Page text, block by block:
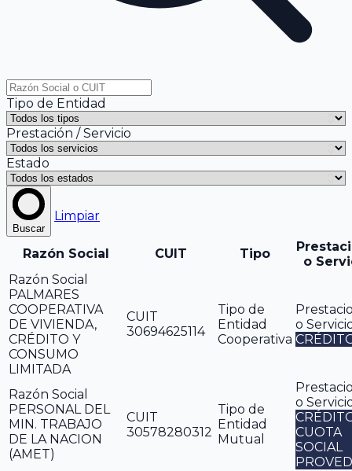
Tipo de Entidad
Prestación / Servicio
Estado
Buscar
Limpiar
Razón Social CUIT Tipo
o
Razón Social
PALMARES
COOPERATIVA
DE VIVIENDA,
CRÉDITO Y
CONSUMO
LIMITADA
CUIT
30694625114
Tipo de
Entidad
Cooperativa
o
Razón Social
PERSONAL DEL
MIN. TRABAJO
DE LA NACION
(AMET)
CUIT
30578280312
Tipo de
Entidad
Mutual
o
CUOTA
SOCIAL